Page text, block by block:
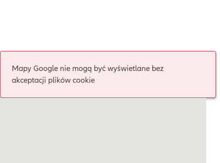
Mapy Google nie mogą być wyświetlane bez
akceptacji plików cookie